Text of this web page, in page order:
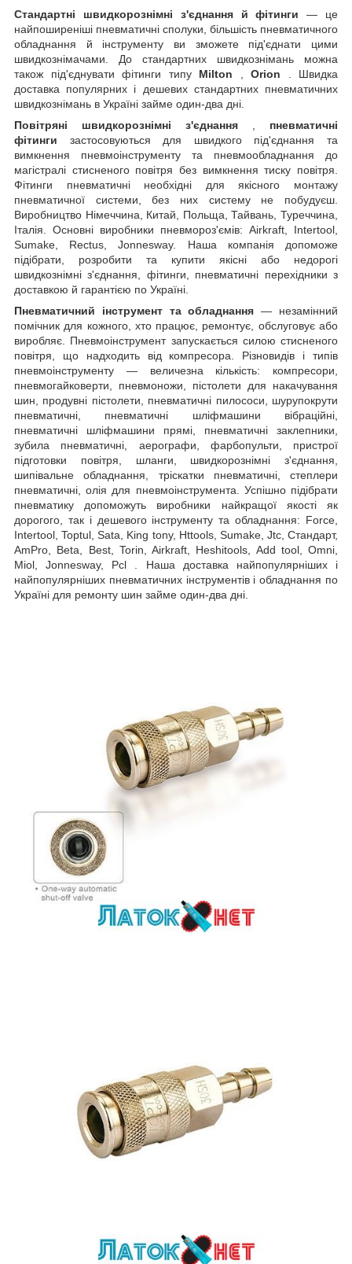
Стандартні швидкорознімні з'єднання й фітинги— це
найпоширеніші пневматичні сполуки, більшість пневматичного
обладнання й інструменту ви зможете під'єднати цими
швидкознімачами. До стандартних швидкознімань можна
також під'єднувати фітинги типу Milton Orion . Швидка
доставка популярних і дешевих стандартних пневматичних
швидкознімань в Україні займе один-два дні.
Повітряні швидкорознімні з'єднання
пневматичні
фітинги застосовуються для швидкого під'єднання та
вимкнення пневмоінструменту та пневмообладнання до
магістралі стисненого повітря без вимкнення тиску повітря.
Фітинги пневматичні необхідні для якісного монтажу
пневматичної системи, без них систему не побудуєш.
Виробництво Німеччина, Китай, Польща, Тайвань, Туреччина,
Італія. Основні виробники пневмороз'ємів: Airkraft, Intertool,
Sumake, Rectus, Jonnesway. Наша компанія допоможе
підібрати, розробити та купити якісні або недорогі
швидкознімні з'єднання, фітинги, пневматичні перехідники з
доставкою й гарантією по Україні.
Пневматичний інструмент та обладнання— незамінний
помічник для кожного, хто працює, ремонтує, обслуговує або
виробляє. Пневмоінструмент запускається силою стисненого
повітря, що надходить від компресора. Різновидів і типів
пневмоінструменту — величезна кількість: компресори,
пневмогайковерти, пневмоножи, пістолети для накачування
шин, продувні пістолети, пневматичні пилососи, шурупокрути
пневматичні, пневматичні шліфмашини вібраційні,
пневматичні шліфмашини прямі, пневматичні заклепники,
зубила пневматичні, аерографи, фарбопульти, пристрої
підготовки повітря, шланги, швидкорознімні з'єднання,
шипівальне обладнання, тріскатки пневматичні, степлери
пневматичні, олія для пневмоінструмента. Успішно підібрати
пневматику допоможуть виробники найкращої якості як
дорогого, так і дешевого інструменту та обладнання: Force,
Intertool, Toptul, Sata, King tony, Httools, Sumake, Jtc, Стандарт,
AmPro, Beta, Best, Torin, Airkraft, Heshitools, Add tool, Omni,
Miol, Jonnesway, Pcl . Наша доставка найпопулярніших і
найпопулярніших пневматичних інструментів і обладнання по
Україні для ремонту шин займе один-два дні.